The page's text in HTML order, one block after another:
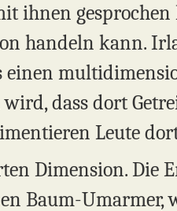
ihnen
handeln kann.
einen
wird, dass dort
Leute
Dimension. Die
Baum-Umarmer,